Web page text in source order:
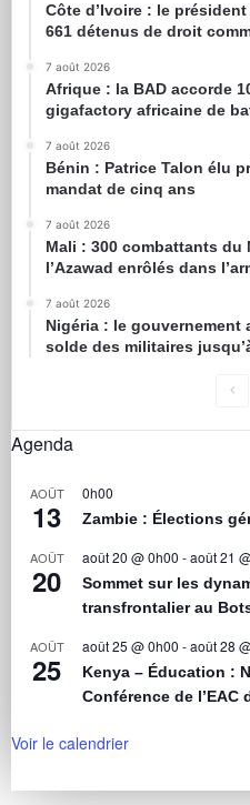
Côte d’Ivoire : le
661 détenus de droit
7 août 2026
Afrique : la BAD accorde
gigafactory africaine de
7 août 2026
Bénin : Patrice Talon élu
mandat de cinq ans
7 août 2026
Mali : 300 combattants du
l’Azawad enrôlés dans
7 août 2026
Nigéria : le gouvernement
solde des militaires
Agenda
AOÛT
13
0h00
Zambie : Élections
AOÛT
20
août 20 @ 0h00 -août 21
Sommet sur les
transfrontalier au
AOÛT
25
août 25 @ 0h00 -août 28
Kenya – Éducation :
Conférence de l’EAC
Voir le calendrier